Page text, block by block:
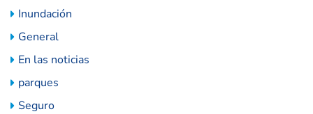
Inundación
General
En las noticias
parques
Seguro